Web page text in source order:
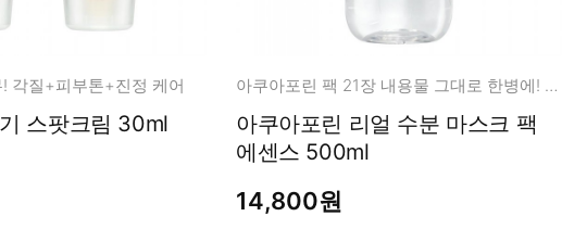
각질+피부톤+진정 케어
스팟크림 30ml
아쿠아포린 팩 21장 내용물 그대로 한병에! 용량은 넉넉하게!
아쿠아포린 리얼 수분 마스크 팩
에센스 500ml
14,800원